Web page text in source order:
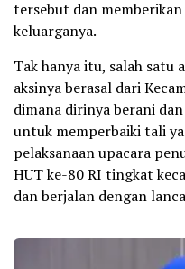
tersebut dan
keluarganya.
Tak hanya itu, salah satu
aksinya berasal dari
dimana dirinya berani
untuk memperbaiki tali
pelaksanaan upacara
HUT ke-80 RI tingkat
dan berjalan dengan